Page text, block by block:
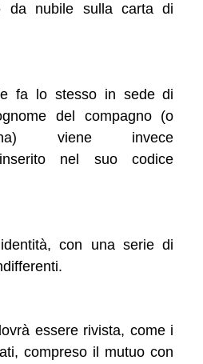
da nubile sulla carta di
fa lo stesso in sede di
del compagno (o
viene invece
inserito nel suo codice
con una serie di
essere rivista, come i
compreso il mutuo con